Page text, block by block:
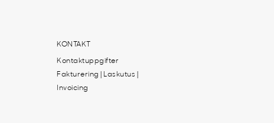
KONTAKT
Kontaktuppgifter
Fakturering | Laskutus |
Invoicing